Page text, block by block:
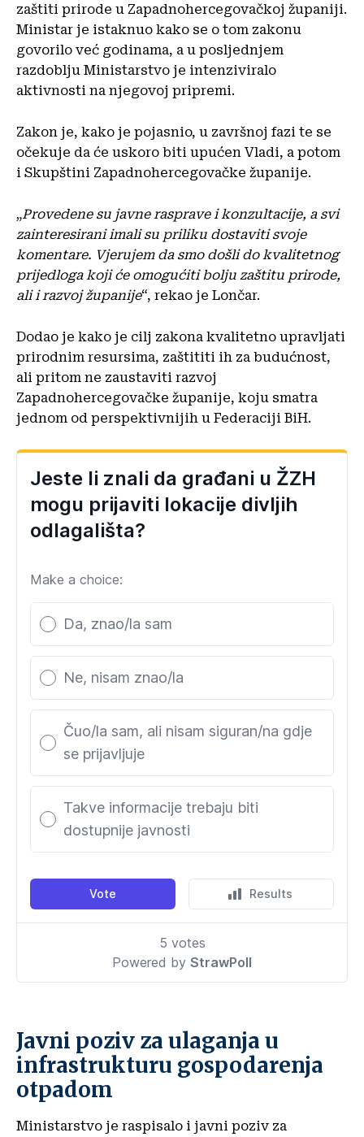
zaštiti prirode u Zapadnohercegovačkoj županiji.
Ministar je istaknuo kako se o tom zakonu
govorilo već godinama, a u posljednjem
razdoblju Ministarstvo je intenziviralo
aktivnosti na njegovoj pripremi.
Zakon je, kako je pojasnio, u završnoj fazi te se
očekuje da će uskoro biti upućen Vladi, a potom
i Skupštini Zapadnohercegovačke županije.
„Provedene su javne rasprave i konzultacije, a svi
zainteresirani imali su priliku dostaviti svoje
komentare. Vjerujem da smo došli do kvalitetnog
prijedloga koji će omogućiti bolju zaštitu prirode,
ali i razvoj županije“, rekao je Lončar.
Dodao je kako je cilj zakona kvalitetno upravljati
prirodnim resursima, zaštititi ih za budućnost,
ali pritom ne zaustaviti razvoj
Zapadnohercegovačke županije, koju smatra
jednom od perspektivnijih u Federaciji BiH.
Javni poziv za ulaganja u
infrastrukturu gospodarenja
otpadom
Ministarstvo je raspisalo i javni poziv za